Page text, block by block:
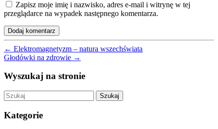
Zapisz moje imię i nazwisko, adres e-mail i witrynę w tej
przeglądarce na wypadek następnego komentarza.
← Elektromagnetyzm – natura wszechświata
Głodówki na zdrowie →
Wyszukaj na stronie
Szukaj
Kategorie